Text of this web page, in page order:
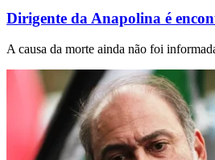
Dirigente da Anapolina é
A causa da morte ainda não foi